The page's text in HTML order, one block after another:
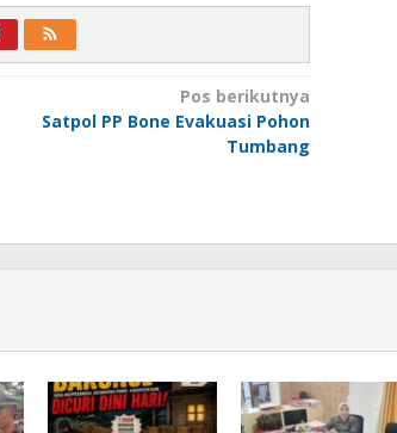
Pos berikutnya
Satpol PP Bone Evakuasi Pohon
Tumbang